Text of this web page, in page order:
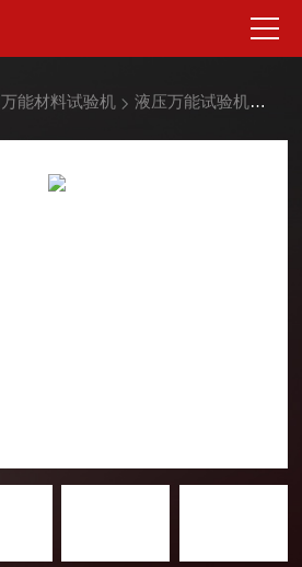
万能材料试验机 液压万能试验机